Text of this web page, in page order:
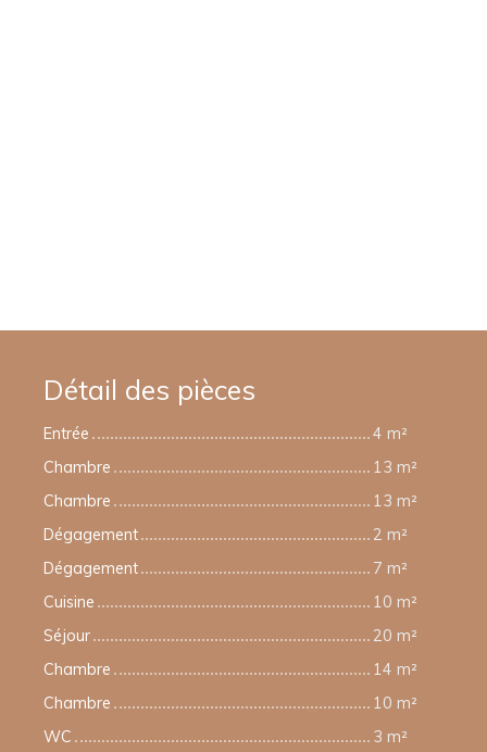
Détail des pièces
Entrée
4 m²
Chambre
13 m²
Chambre
13 m²
Dégagement
2 m²
Dégagement
7 m²
Cuisine
10 m²
Séjour
20 m²
Chambre
14 m²
Chambre
10 m²
WC
3 m²